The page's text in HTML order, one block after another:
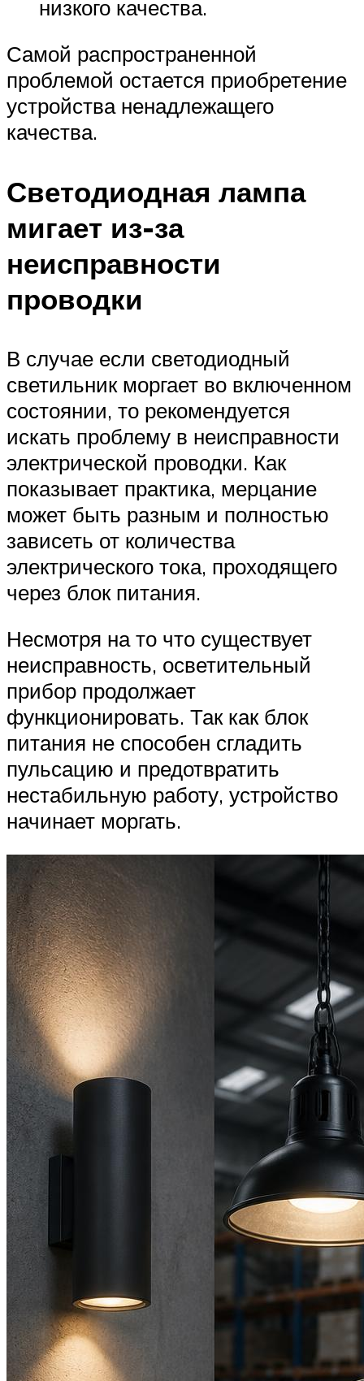
низкого качества.
Самой распространенной
проблемой остается приобретение
устройства ненадлежащего
качества.
Светодиодная лампа
мигает из-за
неисправности
проводки
В случае если светодиодный
светильник моргает во включенном
состоянии, то рекомендуется
искать проблему в неисправности
электрической проводки. Как
показывает практика, мерцание
может быть разным и полностью
зависеть от количества
электрического тока, проходящего
через блок питания.
Несмотря на то что существует
неисправность, осветительный
прибор продолжает
функционировать. Так как блок
питания не способен сгладить
пульсацию и предотвратить
нестабильную работу, устройство
начинает моргать.